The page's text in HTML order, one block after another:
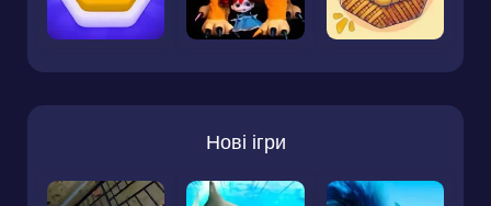
Нові ігри